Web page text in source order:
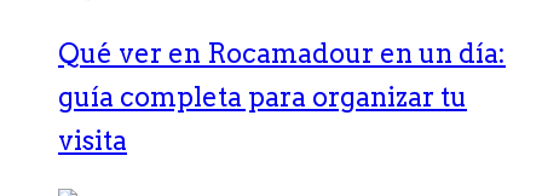
Qué ver en Rocamadour en un día:
guía completa para organizar tu
visita